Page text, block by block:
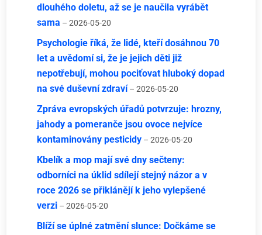
dlouhého doletu, až se je naučila vyrábět
sama – 2026-05-20
Psychologie říká, že lidé, kteří dosáhnou 70
let a uvědomí si, že je jejich děti již
nepotřebují, mohou pociťovat hluboký dopad
na své duševní zdraví – 2026-05-20
Zpráva evropských úřadů potvrzuje: hrozny,
jahody a pomeranče jsou ovoce nejvíce
kontaminovány pesticidy – 2026-05-20
Kbelík a mop mají své dny sečteny:
odborníci na úklid sdílejí stejný názor a v
roce 2026 se přiklánějí k jeho vylepšené
verzi – 2026-05-20
Blíží se úplné zatmění slunce: Dočkáme se